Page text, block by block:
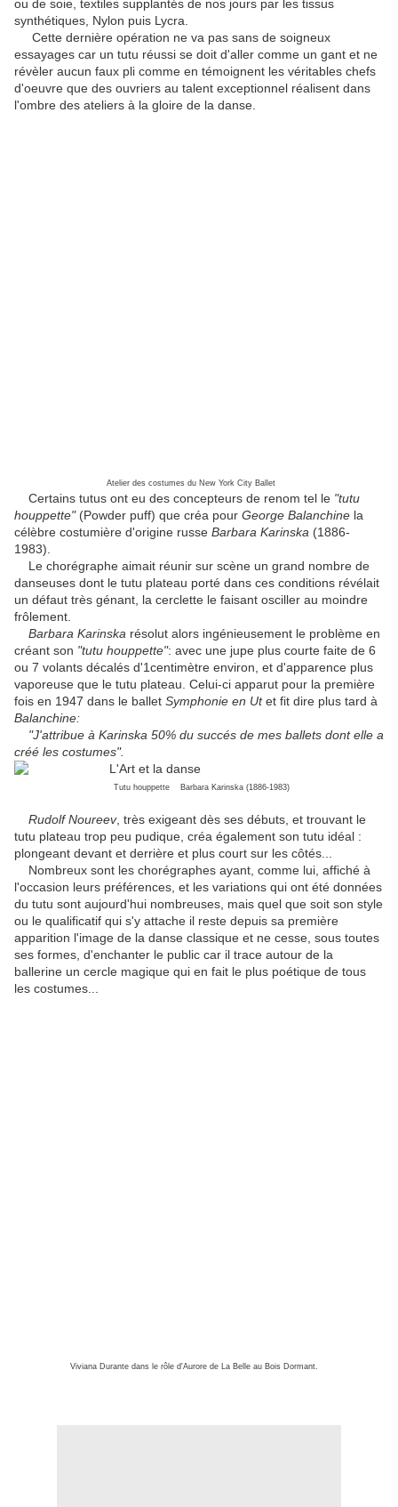
ou de soie, textiles supplantés de nos jours par les tissus
synthétiques, Nylon puis Lycra.
Cette dernière opération ne va pas sans de soigneux
essayages car un tutu réussi se doit d'aller comme un gant et ne
révèler aucun faux pli comme en témoignent les véritables chefs
d'oeuvre que des ouvriers au talent exceptionnel réalisent dans
l'ombre des ateliers à la gloire de la danse.
Atelier des costumes du New York City Ballet
Certains tutus ont eu des concepteurs de renom tel le "tutu
houppette"(Powder puff) que créa pour George Balanchine la
célèbre costumière d'origine russe Barbara Karinska (1886-
1983).
Le chorégraphe aimait réunir sur scène un grand nombre de
danseuses dont le tutu plateau porté dans ces conditions révélait
un défaut très génant, la cerclette le faisant osciller au moindre
frôlement.
Barbara Karinska résolut alors ingénieusement le problème en
créant son "tutu houppette": avec une jupe plus courte faite de 6
ou 7 volants décalés d'1centimètre environ, et d'apparence plus
vaporeuse que le tutu plateau. Celui-ci apparut pour la première
fois en 1947 dans le ballet Symphonie en Utet fit dire plus tard à
Balanchine:
"J'attribue à Karinska 50% du succés de mes ballets dont elle a
créé les costumes".
Tutu houppette Barbara Karinska (1886-1983)
Rudolf Noureev, très exigeant dès ses débuts, et trouvant le
tutu plateau trop peu pudique, créa également son tutu idéal :
plongeant devant et derrière et plus court sur les côtés...
Nombreux sont les chorégraphes ayant, comme lui, affiché à
l'occasion leurs préférences, et les variations qui ont été données
du tutu sont aujourd'hui nombreuses, mais quel que soit son style
ou le qualificatif qui s'y attache il reste depuis sa première
apparition l'image de la danse classique et ne cesse, sous toutes
ses formes, d'enchanter le public car il trace autour de la
ballerine un cercle magique qui en fait le plus poétique de tous
les costumes...
Viviana Durante dans le rôle d'Aurore de La Belle au Bois Dormant.